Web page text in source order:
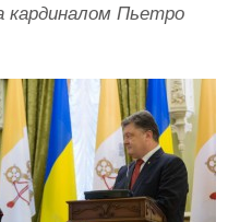
кардиналом Пьетро